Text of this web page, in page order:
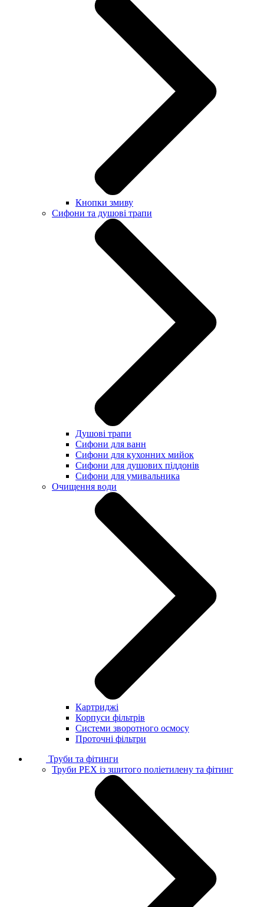
Кнопки змиву
Сифони та душові трапи
Душові трапи
Сифони для ванн
Сифони для кухонних мийок
Сифони для душових піддонів
Сифони для умивальника
Очищення води
Картриджі
Корпуси фільтрів
Системи зворотного осмосу
Проточні фільтри
Труби та фітинги
Труби PEX із зшитого поліетилену та фітинг